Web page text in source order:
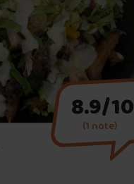
8.9/10
(1 note)